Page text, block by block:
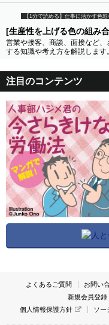
【1分で読める】仕事に活かす色
[生産性を上げる色の組み
営業や接客、商談、面接など
する知識や考え方を解説します。
注目のコンテンツ
よくあるご質問 お問い
新規会員登録
個人情報保護方針
ソー